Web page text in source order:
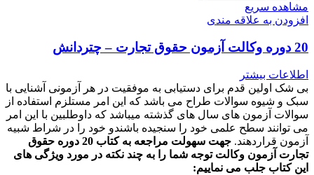
مشاهده سریع
افزودن به علاقه مندی
20 دوره وکالت آزمون حقوق تجارت – چتردانش
اطلاعات بیشتر
بی شک اولین قدم برای دستیابی به موفقیت در هر آزمونی آشنایی با
سبک و شیوه سوالات طراح می باشد که این امر مستلزم استفاده از
سوالات آزمون های سال های گذشته میباشد که داوطلبین با این امر
می توانند سطح علمی خود را سنجیده باشندو خود را در شراط شبیه
آزمون قراردهند.
جهت سهولت مراجعه به کتاب 20 دوره حقوق
تجارت آزمون وکالت توجه شما را به چند نکته در مورد ویژگی های
این کتاب جلب می نماییم: